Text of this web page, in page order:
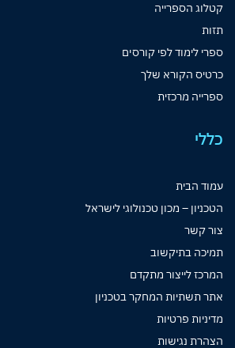
קטלוג הספרייה
תזות
ספרי לימוד לפי קורסים
כרטיס הקורא שלך
ספרייה מרכזית
כללי
עמוד הבית
הטכניון – מכון טכנולוגי לישראל
צור קשר
תמיכה בתיקשוב
המרכז לייצור מתקדם
אתר תשתיות המחקר בטכניון
מדיניות פרטיות
הצהרת נגישות